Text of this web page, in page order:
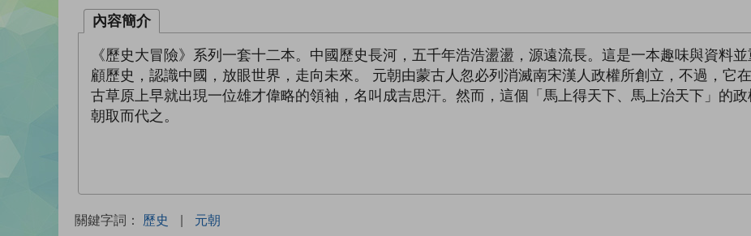
內容簡介
《歷史大冒險》系列一套十二本。中國歷史長河，五千年浩浩盪盪，源遠流長。這是一本趣味與資料
顧歷史，認識中國，放眼世界，走向未來。 元朝由蒙古人忽必列消滅南宋漢人政權所創立，不過，它
古草原上早就出現一位雄才偉略的領袖，名叫成吉思汗。然而，這個「馬上得天下、馬上治天下」的
朝取而代之。
關鍵字詞： 歷史 | 元朝